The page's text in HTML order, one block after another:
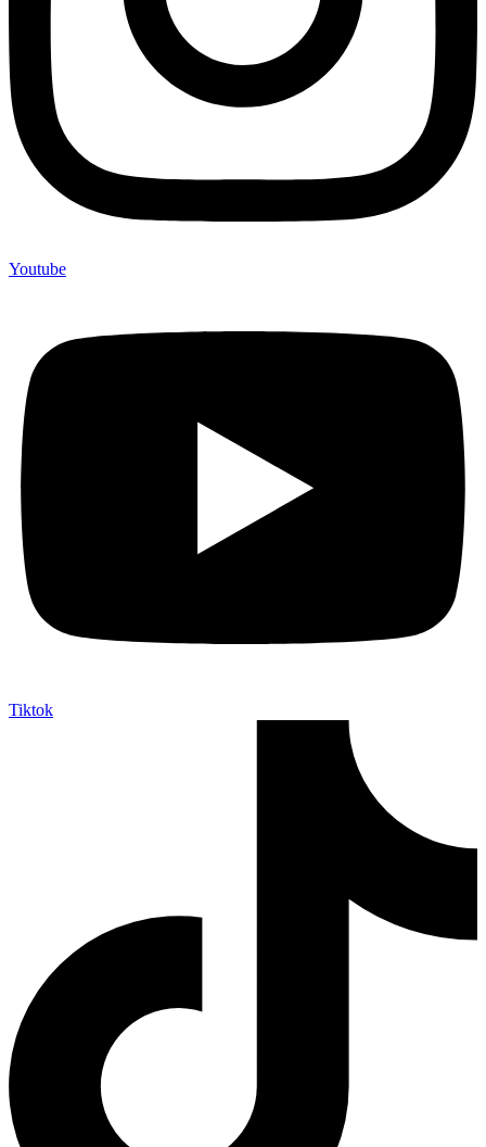
Youtube
Tiktok